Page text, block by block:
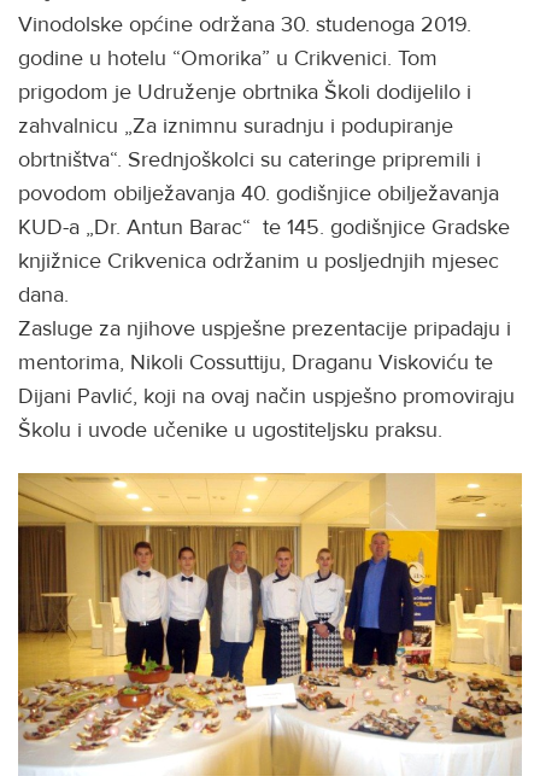
Vinodolske općine održana 30. studenoga 2019.
godine u hotelu “Omorika” u Crikvenici. Tom
prigodom je Udruženje obrtnika Školi dodijelilo i
zahvalnicu „Za iznimnu suradnju i podupiranje
obrtništva“. Srednjoškolci su cateringe pripremili i
povodom obilježavanja 40. godišnjice obilježavanja
KUD-a „Dr. Antun Barac“ te 145. godišnjice Gradske
knjižnice Crikvenica održanim u posljednjih mjesec
dana.
Zasluge za njihove uspješne prezentacije pripadaju i
mentorima, Nikoli Cossuttiju, Draganu Viskoviću te
Dijani Pavlić, koji na ovaj način uspješno promoviraju
Školu i uvode učenike u ugostiteljsku praksu.